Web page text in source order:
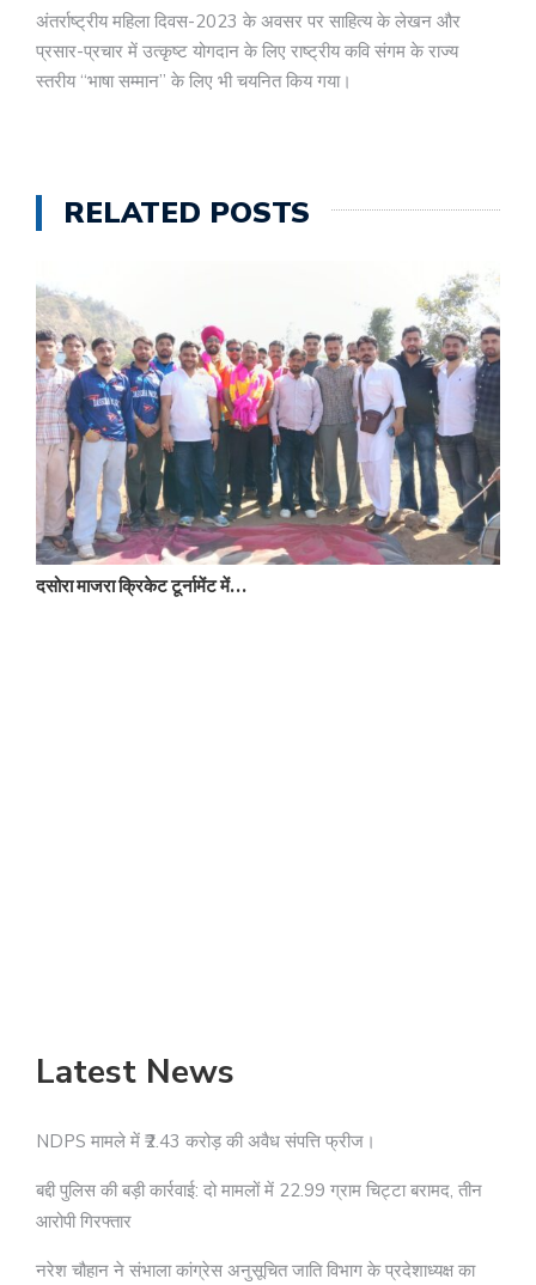
अंतर्राष्ट्रीय महिला दिवस-2023 के अवसर पर साहित्य के लेखन और
प्रसार-प्रचार में उत्कृष्ट योगदान के लिए राष्ट्रीय कवि संगम के राज्य
स्तरीय “भाषा सम्मान” के लिए भी चयनित किय गया।
RELATED POSTS
दसोरा माजरा क्रिकेट टूर्नामेंट में…
Latest News
NDPS मामले में ₹2.43 करोड़ की अवैध संपत्ति फ्रीज।
बद्दी पुलिस की बड़ी कार्रवाई: दो मामलों में 22.99 ग्राम चिट्टा बरामद, तीन
आरोपी गिरफ्तार
नरेश चौहान ने संभाला कांग्रेस अनुसूचित जाति विभाग के प्रदेशाध्यक्ष का